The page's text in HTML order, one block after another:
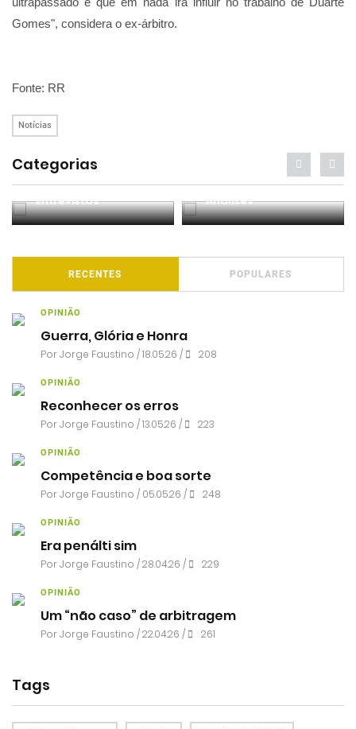
Gomes", considera o ex-árbitro.
Fonte: RR
Notícias
Categorias
Entrevistas Análises
RECENTES POPULARES
OPINIÃO
Guerra, Glória e Honra
PorJorge Faustino / 18.05.26 / 208
OPINIÃO
Reconhecer os erros
PorJorge Faustino / 13.05.26 / 223
OPINIÃO
Competência e boa sorte
PorJorge Faustino / 05.05.26 / 248
OPINIÃO
Era penálti sim
PorJorge Faustino / 28.04.26 / 229
OPINIÃO
Um “não caso” de arbitragem
PorJorge Faustino / 22.04.26 / 261
Tags